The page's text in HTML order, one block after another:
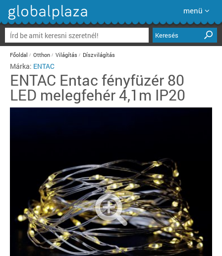
menü
Keresés
Főoldal Otthon Világítás Díszvilágítás
Márka: ENTAC
ENTAC Entac fényfüzér 80
LED melegfehér 4,1m IP20